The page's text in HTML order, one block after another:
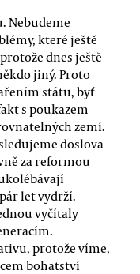
Nebudeme
které ještě
dnes ještě
jiný. Proto
státu, byť
s poukazem
zemí.
doslova
za reformou
let vydrží.
vyčítaly
protože víme,
bohatství